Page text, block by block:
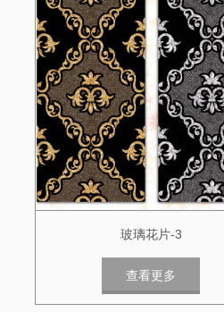
玻璃花片-3
查看更多